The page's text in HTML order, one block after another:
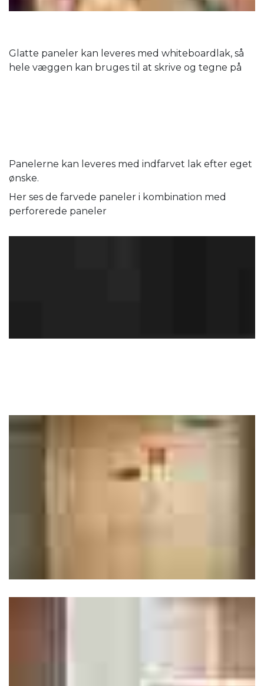
Glatte paneler kan leveres med whiteboardlak, så
hele væggen kan bruges til at skrive og tegne på
Panelerne kan leveres med indfarvet lak efter eget
ønske.
Her ses de farvede paneler i kombination med
perforerede paneler